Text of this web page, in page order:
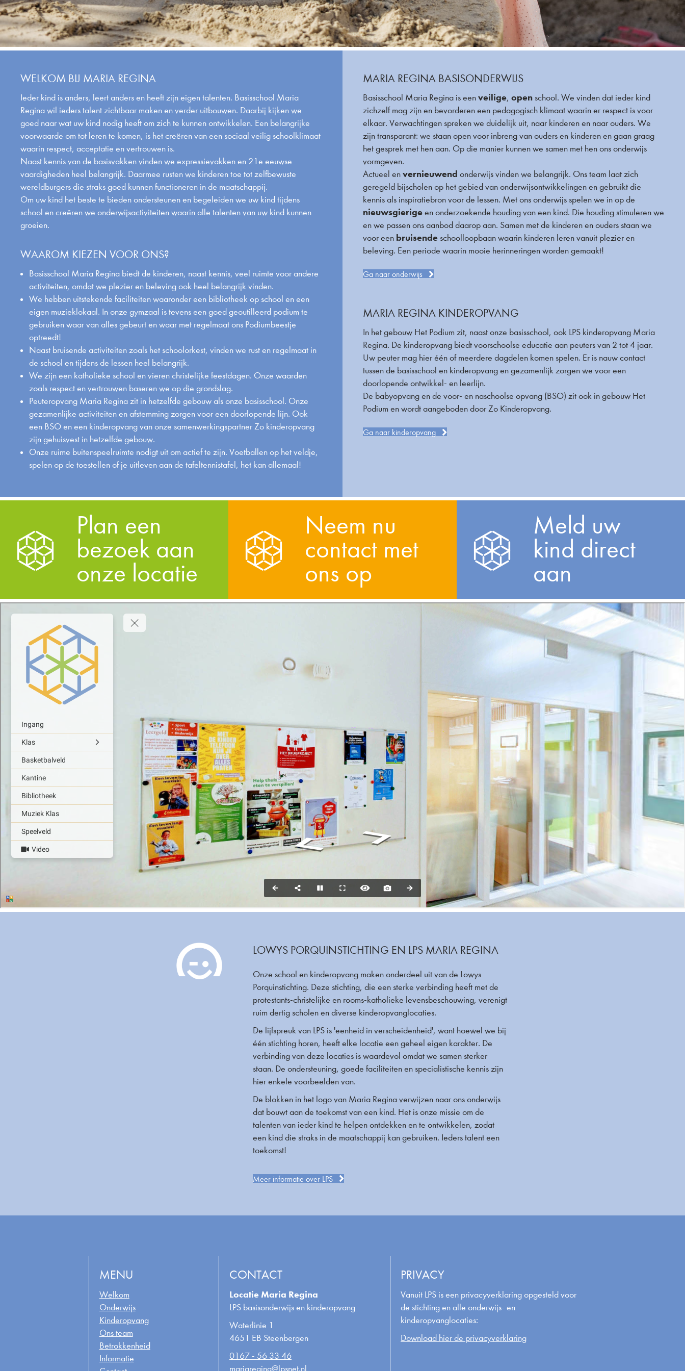
WELKOM BIJ MARIA REGINA
Ieder kind is anders, leert anders en heeft zijn eigen talenten. Basisschool Maria
Regina wil ieders talent zichtbaar maken en verder uitbouwen. Daarbij kijken we
goed naar wat uw kind nodig heeft om zich te kunnen ontwikkelen. Een belangrijke
voorwaarde om tot leren te komen, is het creëren van een sociaal veilig schoolklimaat
waarin respect, acceptatie en vertrouwen is.
Naast kennis van de basisvakken vinden we expressievakken en 21e eeuwse
vaardigheden heel belangrijk. Daarmee rusten we kinderen toe tot zelfbewuste
wereldburgers die straks goed kunnen functioneren in de maatschappij.
Om uw kind het beste te bieden ondersteunen en begeleiden we uw kind tijdens
school en creëren we onderwijsactiviteiten waarin alle talenten van uw kind kunnen
groeien.
WAAROM KIEZEN VOOR ONS?
Basisschool Maria Regina biedt de kinderen, naast kennis, veel ruimte voor andere
activiteiten, omdat we plezier en beleving ook heel belangrijk vinden.
We hebben uitstekende faciliteiten waaronder een bibliotheek op school en een
eigen muzieklokaal. In onze gymzaal is tevens een goed geoutilleerd podium te
gebruiken waar van alles gebeurt en waar met regelmaat ons Podiumbeestje
optreedt!
Naast bruisende activiteiten zoals het schoolorkest, vinden we rust en regelmaat in
de school en tijdens de lessen heel belangrijk.
We zijn een katholieke school en vieren christelijke feestdagen. Onze waarden
zoals respect en vertrouwen baseren we op die grondslag.
Peuteropvang Maria Regina zit in hetzelfde gebouw als onze basisschool. Onze
gezamenlijke activiteiten en afstemming zorgen voor een doorlopende lijn. Ook
een BSO en een kinderopvang van onze samenwerkingspartner Zo kinderopvang
zijn gehuisvest in hetzelfde gebouw.
Onze ruime buitenspeelruimte nodigt uit om actief te zijn. Voetballen op het veldje,
spelen op de toestellen of je uitleven aan de tafeltennistafel, het kan allemaal!
MARIA REGINA BASISONDERWIJS
Basisschool Maria Regina is eenveilige,open school. We vinden dat ieder kind
zichzelf mag zijn en bevorderen een pedagogisch klimaat waarin er respect is voor
elkaar. Verwachtingen spreken we duidelijk uit, naar kinderen en naar ouders. We
zijn transparant: we staan open voor inbreng van ouders en kinderen en gaan graag
het gesprek met hen aan. Op die manier kunnen we samen met hen ons onderwijs
vormgeven.
Actueel envernieuwend onderwijs vinden we belangrijk. Ons team laat zich
geregeld bijscholen op het gebied van onderwijsontwikkelingen en gebruikt die
kennis als inspiratiebron voor de lessen. Met ons onderwijs spelen we in op de
nieuwsgierigeen onderzoekende houding van een kind. Die houding stimuleren we
en we passen ons aanbod daarop aan. Samen met de kinderen en ouders staan we
voor een bruisende schoolloopbaan waarin kinderen leren vanuit plezier en
beleving. Een periode waarin mooie herinneringen worden gemaakt!
Ga naar onderwijs
MARIA REGINA KINDEROPVANG
In het gebouw Het Podium zit, naast onze basisschool, ook LPS kinderopvang Maria
Regina. De kinderopvang biedt voorschoolse educatie aan peuters van 2 tot 4 jaar.
Uw peuter mag hier één of meerdere dagdelen komen spelen. Er is nauw contact
tussen de basisschool en kinderopvang en gezamenlijk zorgen we voor een
doorlopende ontwikkel- en leerlijn.
De babyopvang en de voor- en naschoolse opvang (BSO) zit ook in gebouw Het
Podium en wordt aangeboden door Zo Kinderopvang.
Ga naar kinderopvang
Plan een
bezoek aan
onze locatie
Neem nu
contact met
ons op
Meld uw
kind direct
aan
LOWYS PORQUINSTICHTING EN LPS MARIA REGINA
Onze school en kinderopvang maken onderdeel uit van de Lowys
Porquinstichting. Deze stichting, die een sterke verbinding heeft met de
protestants-christelijke en rooms-katholieke levensbeschouwing, verenigt
ruim dertig scholen en diverse kinderopvanglocaties.
De lijfspreuk van LPS is 'eenheid in verscheidenheid', want hoewel we bij
één stichting horen, heeft elke locatie een geheel eigen karakter. De
verbinding van deze locaties is waardevol omdat we samen sterker
staan. De ondersteuning, goede faciliteiten en specialistische kennis zijn
hier enkele voorbeelden van.
De blokken in het logo van Maria Regina verwijzen naar ons onderwijs
dat bouwt aan de toekomst van een kind. Het is onze missie om de
talenten van ieder kind te helpen ontdekken en te ontwikkelen, zodat
een kind die straks in de maatschappij kan gebruiken. Ieders talent een
toekomst!
Meer informatie over LPS
MENU
Welkom
Onderwijs
Kinderopvang
Ons team
Betrokkenheid
Informatie
CONTACT
Locatie Maria Regina
LPS basisonderwijs en kinderopvang
Waterlinie 1
4651 EB Steenbergen
0167 - 56 33 46
mariaregina@lpsnet.nl
PRIVACY
Vanuit LPS is een privacyverklaring opgesteld voor
de stichting en alle onderwijs- en
kinderopvanglocaties:
Download hier de privacyverklaring